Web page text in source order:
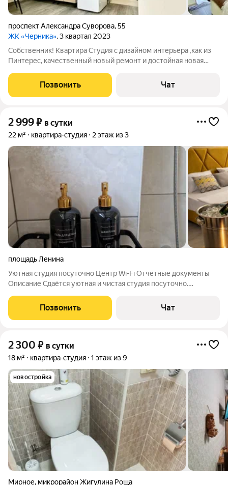
проспект Александра Суворова,55
ЖК «Черника», 3 квартал 2023
Собственник! Квартира Студия с дизайном интерьера ,как из
Пинтерес, качественный новый ремонт и достойная новая
Очень теплую и уютную атмосферу для вашего комфорта, в
доме комфорт класса, 5
Позвонить Чат
2 999₽ в сутки
22 м² квартира-студия 2 этаж из 3
площадь Ленина
Уютная студия посуточно Центр Wi-Fi Отчётные документы
Описание Сдаётся уютная и чистая студия посуточно.
поездки. Можно провести приятный романтический вечер на
двоих. Квартира полностью
Позвонить Чат
2 300 ₽ в сутки
18 м² квартира-студия 1 этаж из 9
новостройка
Мирное, микрорайон Жигулина Роща